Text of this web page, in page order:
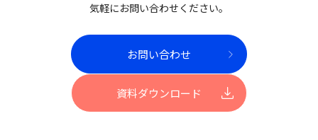
気軽にお問い合わせください。
お問い合わせ
資料ダウンロード